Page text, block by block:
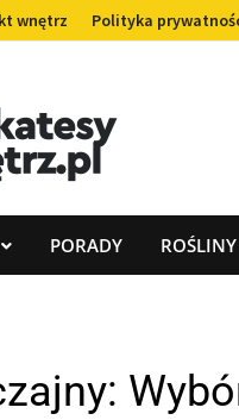
wnętrz Polityka
PORADY ROŚLINY